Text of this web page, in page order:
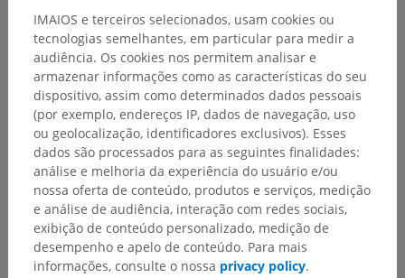
Encéfalo
> Tronco encefálico Medula oblongata
Formação reticular da medula oblongata
Estruturas subjacentes:
Núcleo reticular central
Núcleo gigantocelular
Núcleo paragigantocelular lateral
Núcleo reticular parvocelular
Núcleo paragigantocelular posterior
Núcleo reticular lateral
IMAIOS e terceiros selecionados, usam cookies ou
tecnologias semelhantes, em particular para medir a
audiência. Os cookies nos permitem analisar e
armazenar informações como as características do seu
dispositivo, assim como determinados dados pessoais
(por exemplo, endereços IP, dados de navegação, uso
ou geolocalização, identificadores exclusivos). Esses
dados são processados para as seguintes finalidades:
análise e melhoria da experiência do usuário e/ou
nossa oferta de conteúdo, produtos e serviços, medição
e análise de audiência, interação com redes sociais,
exibição de conteúdo personalizado, medição de
desempenho e apelo de conteúdo. Para mais
informações, consulte o nossa privacy policy.